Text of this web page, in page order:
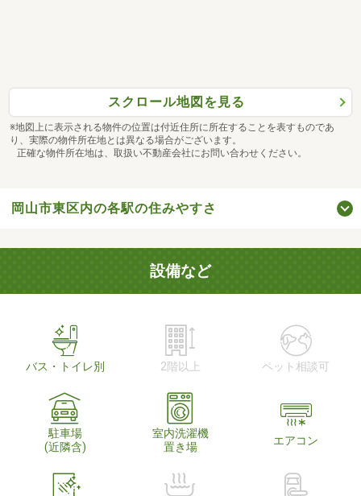
スクロール地図を見る
※地図上に表示される物件の位置は付近住所に所在することを表すものであ
り、実際の物件所在地とは異なる場合がございます。
正確な物件所在地は、取扱い不動産会社にお問い合わせください。
岡山市東区内の各駅の住みやすさ
設備など
バス・トイレ別 2階以上 ペット相談可
駐車場
(近隣含)
室内洗濯機
置き場
エアコン